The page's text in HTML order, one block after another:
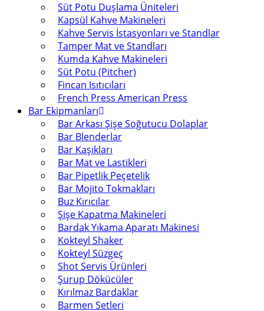
Süt Potu Duşlama Üniteleri
Kapsül Kahve Makineleri
Kahve Servis İstasyonları ve Standlar
Tamper Mat ve Standları
Kumda Kahve Makineleri
Süt Potu (Pitcher)
Fincan Isıtıcıları
French Press American Press
Bar Ekipmanları
Bar Arkası Şişe Soğutucu Dolaplar
Bar Blenderlar
Bar Kaşıkları
Bar Mat ve Lastikleri
Bar Pipetlik Peçetelik
Bar Mojito Tokmakları
Buz Kırıcılar
Şişe Kapatma Makineleri
Bardak Yıkama Aparatı Makinesi
Kokteyl Shaker
Kokteyl Süzgeç
Shot Servis Ürünleri
Şurup Dökücüler
Kırılmaz Bardaklar
Barmen Setleri